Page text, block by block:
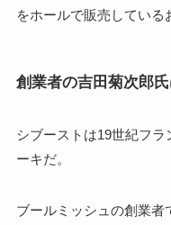
をホールで販売している
創業者の吉田菊次郎
シブーストは19世紀フ
ーキだ。
ブールミッシュの創業者